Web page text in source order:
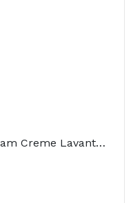
Bioderma Abcderm Cold Cream Creme Lavante 1L